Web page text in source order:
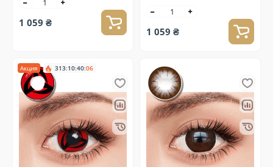
1 059 ₴
1 059 ₴
Акция 313:10:40:05